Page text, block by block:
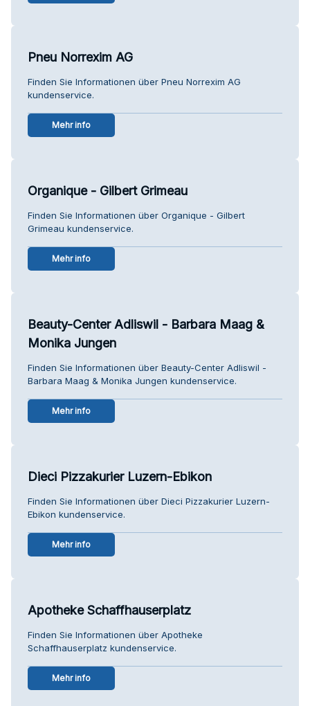
Pneu Norrexim AG
Finden Sie Informationen über Pneu Norrexim AG
kundenservice.
Mehr info
Organique - Gilbert Grimeau
Finden Sie Informationen über Organique - Gilbert
Grimeau kundenservice.
Mehr info
Beauty-Center Adliswil - Barbara Maag &
Monika Jungen
Finden Sie Informationen über Beauty-Center Adliswil -
Barbara Maag & Monika Jungen kundenservice.
Mehr info
Dieci Pizzakurier Luzern-Ebikon
Finden Sie Informationen über Dieci Pizzakurier Luzern-
Ebikon kundenservice.
Mehr info
Apotheke Schaffhauserplatz
Finden Sie Informationen über Apotheke
Schaffhauserplatz kundenservice.
Mehr info